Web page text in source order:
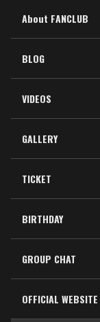
About FANCLUB
BLOG
VIDEOS
GALLERY
TICKET
BIRTHDAY
GROUP CHAT
OFFICIAL WEBSITE